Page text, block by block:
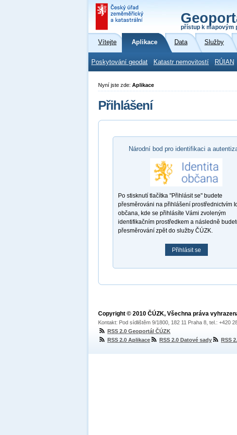
přístup k mapovým
Vítejte Aplikace Data Služby
Poskytování geodat Katastr nemovitostí RÚIAN
Nyní jste zde: Aplikace
Přihlášení
Národní bod pro identifikaci a
Po stisknutí tlačítka "Přihlásit se" budete
přesměrováni na přihlášení prostřednictvím
občana, kde se přihlásíte Vámi zvoleným
identifikačním prostředkem a následně
přesměrování zpět do služby ČÚZK.
Přihlásit se
Copyright © 2010 ČÚZK, Všechna práva
Kontakt: Pod sídlištěm 9/1800, 182 11 Praha 8, tel.: +420
RSS 2.0 Geoportál ČÚZK
RSS 2.0 Aplikace
RSS 2.0 Datové sady RSS